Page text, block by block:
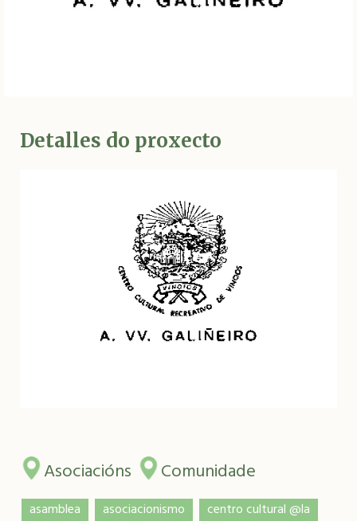
Detalles do proxecto
Asociacións Comunidade
asamblea asociacionismo
centro cultural @la